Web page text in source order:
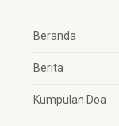
Beranda
Berita
Kumpulan Doa